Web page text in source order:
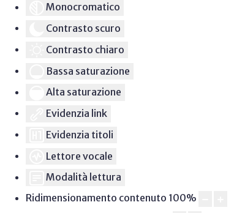
Monocromatico
Contrasto scuro
Contrasto chiaro
Bassa saturazione
Alta saturazione
Evidenzia link
Evidenzia titoli
Lettore vocale
Modalità lettura
Ridimensionamento contenuto 100%